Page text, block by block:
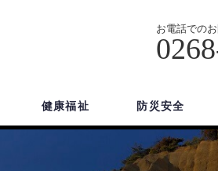
お電話での
健康福祉 防災安全